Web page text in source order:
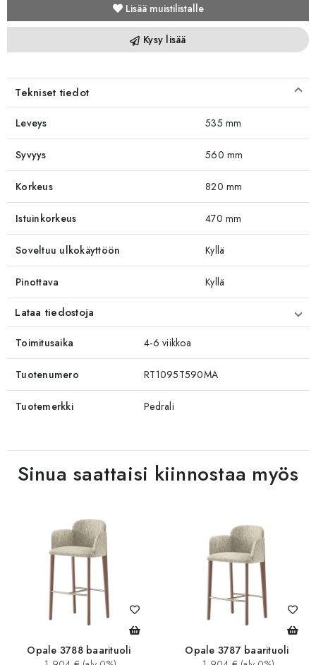
Lisää muistilistalle
Kysy lisää
Tekniset tiedot
Leveys 535 mm
Syvyys 560 mm
Korkeus 820 mm
Istuinkorkeus 470 mm
Soveltuu ulkokäyttöön Kyllä
Pinottava Kyllä
Lataa tiedostoja
Toimitusaika 4-6 viikkoa
Tuotenumero RT1095T590MA
Tuotemerkki Pedrali
Sinua saattaisi kiinnostaa myös
Opale 3788 baarituoli
Opale 3787 baarituoli